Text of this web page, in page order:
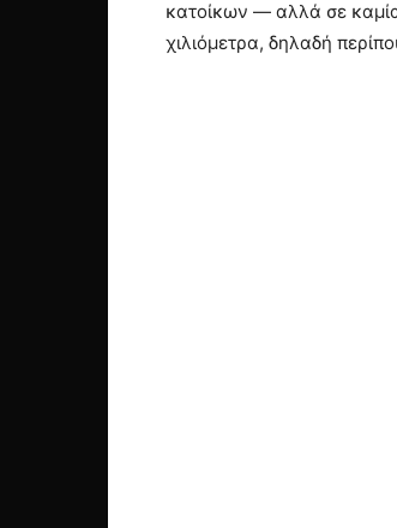
κατοίκων — αλλά σε καμία
χιλιόμετρα, δηλαδή